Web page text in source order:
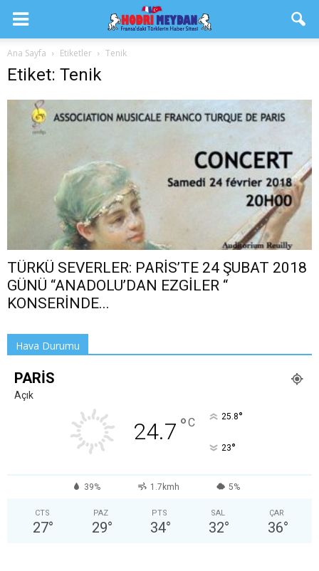
Ana Sayfa Etiketler Tenik
Etiket: Tenik
TÜRKÜ SEVERLER: PARİS’TE 24 ŞUBAT 2018
GÜNÜ “ANADOLU’DAN EZGİLER “
KONSERİNDE...
Hava Durumu
PARIS
Açık
24.7 °C 25.8°
23°
39% 1.7kmh 5%
CTS
27°
PAZ
29°
PTS
34°
SAL
32°
ÇAR
36°